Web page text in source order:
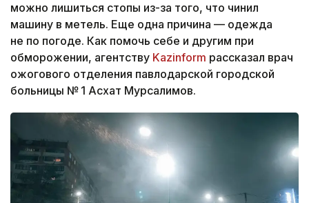
можно лишиться стопы из-за того, что чинил
машину в метель. Еще одна причина — одежда
не по погоде. Как помочь себе и другим при
обморожении, агентству Kazinform рассказал врач
ожогового отделения павлодарской городской
больницы № 1 Асхат Мурсалимов.